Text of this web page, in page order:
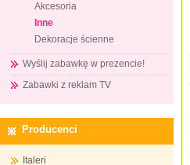
Akcesoria
Inne
Dekoracje ścienne
Wyślij zabawkę w prezencie!
Zabawki z reklam TV
Producenci
Italeri